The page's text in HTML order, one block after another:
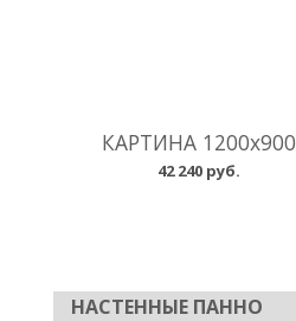
КАРТИНА 1200x900
42 240 руб.
НАСТЕННЫЕ ПАННО